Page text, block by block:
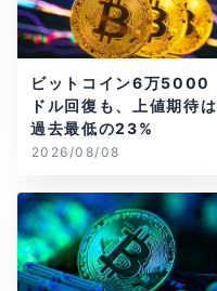
ビットコイン6万5000
ドル回復も、上値期待は
過去最低の23%
2026/08/08